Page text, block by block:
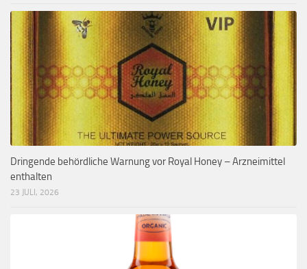
Dringende behördliche Warnung vor Royal Honey – Arzneimittel
enthalten
23 JULI, 2026